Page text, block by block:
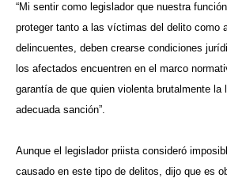
“Mi sentir como legislador que nuestra
proteger tanto a las víctimas del delito como
delincuentes, deben crearse condiciones
los afectados encuentren en el marco
garantía de que quien violenta brutalmente la
adecuada sanción”.
Aunque el legislador priista consideró
causado en este tipo de delitos, dijo que es